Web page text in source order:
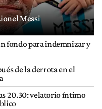
Messi
fondo para indemnizar y
de la derrota en el
20.30: velatorio íntimo